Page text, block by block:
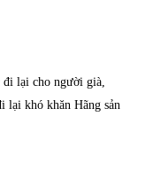
đi lại cho người già,
lại khó khăn Hãng sản